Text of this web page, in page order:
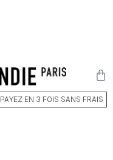
PAYEZ EN 3 FOIS SANS FRAIS